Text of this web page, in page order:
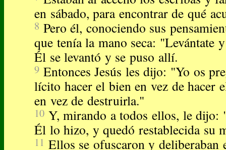
en sábado, para encontrar de qué
8 Pero él, conociendo sus
que tenía la mano seca: "Levántate
Él se levantó y se puso allí.
9 Entonces Jesús les dijo: "Yo os
lícito hacer el bien en vez de hacer
en vez de destruirla."
10 Y, mirando a todos ellos, le dijo:
Él lo hizo, y quedó restablecida su
11 Ellos se ofuscaron y deliberaban